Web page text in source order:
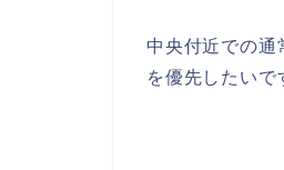
中央付近での通
を優先したいで